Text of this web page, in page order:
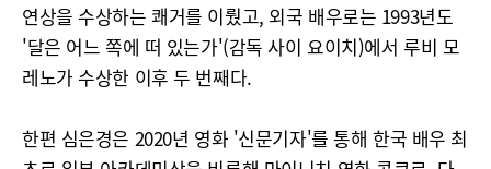
연상을 수상하는 쾌거를 이뤘고, 외국 배우로는 1993년도
'달은 어느 쪽에 떠 있는가'(감독 사이 요이치)에서 루비 모
레노가 수상한 이후 두 번째다.
한편 심은경은 2020년 영화 '신문기자'를 통해 한국 배우 최